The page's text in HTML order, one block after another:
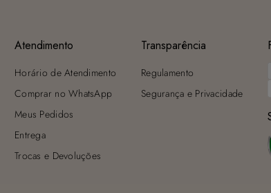
Atendimento
Horário de Atendimento
Comprar no WhatsApp
Meus Pedidos
Entrega
Trocas e Devoluções
Transparência
Regulamento
Segurança e Privacidade